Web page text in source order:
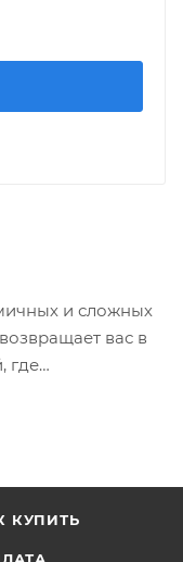
и сложных
вас в
где
Squad,
до событий
КУПИТЬ